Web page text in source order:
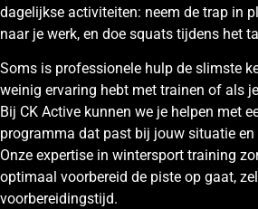
dagelijkse activiteiten: neem de trap in
naar je werk, en doe squats tijdens het
Soms is professionele hulp de slimste
weinig ervaring hebt met trainen of als
Bij CK Active kunnen we je helpen met
programma dat past bij jouw situatie en
Onze expertise in wintersport training
optimaal voorbereid de piste op gaat,
voorbereidingstijd.